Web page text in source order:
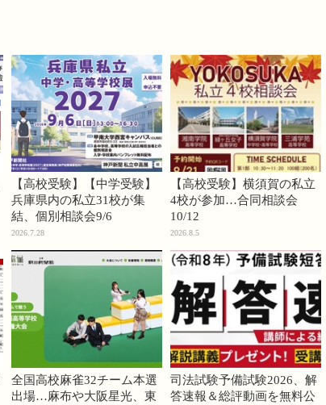
【高校受験】【中学受験】
兵庫県内の私立31校が集
結、個別相談会9/6
2026.7.28
【高校受験】横須賀の私立
4校が参加…合同相談会
10/12
2026.8.5
全国高校麻雀32チーム本選
出場…麻布や大阪星光、東
司法試験予備試験2026、解
答速報＆総評動画を無料公